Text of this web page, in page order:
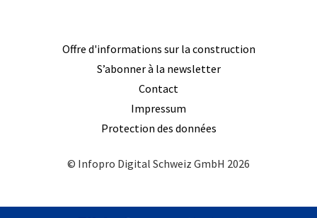
Offre d'informations sur la construction
S’abonner à la newsletter
Contact
Impressum
Protection des données
© Infopro Digital Schweiz GmbH 2026